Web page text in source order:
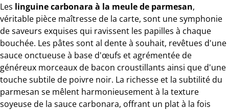
Les linguine carbonara à la meule de parmesan,
véritable pièce maîtresse de la carte, sont une symphonie
de saveurs exquises qui ravissent les papilles à chaque
bouchée. Les pâtes sont al dente à souhait, revêtues d'une
sauce onctueuse à base d'œufs et agrémentée de
généreux morceaux de bacon croustillants ainsi que d'une
touche subtile de poivre noir. La richesse et la subtilité du
parmesan se mêlent harmonieusement à la texture
soyeuse de la sauce carbonara, offrant un plat à la fois